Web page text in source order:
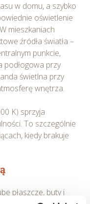
w domu, a szybko
oświetlenie
mieszkaniach
źródła światła –
punkcie,
podłogowa przy
świetlna przy
wnętrza.
K) sprzyja
To szczególnie
kiedy brakuje
płaszcze, buty i